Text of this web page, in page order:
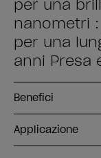
per una
nanometri
per una
anni Presa
Benefici
Applicazione